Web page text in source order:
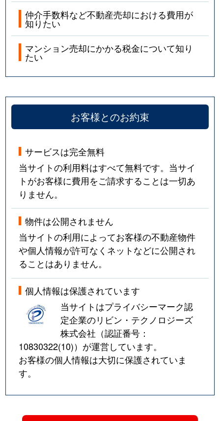
仲介手数料など不動産売却における費用が
知りたい
マンション売却にかかる税金について知り
たい
お客様とのお約束
サービスは完全無料
当サイトの利用料はすべて無料です。当サイ
トがお客様に費用をご請求することは一切あ
りません。
物件は公開されません
当サイトの利用によってお客様の不動産物件
や個人情報が許可なくネットなどに公開され
ることはありません。
個人情報は保護されています
当サイトはプライバシーマーク認
定企業のリビン・テクノロジーズ
株式会社（認証番号：
10830322(10)）が運営しています。
お客様の個人情報は大切に保護されていま
す。